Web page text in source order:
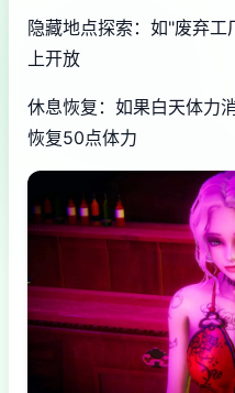
隐藏地点探索：如"废弃
上开放
休息恢复：如果白天体力
恢复50点体力